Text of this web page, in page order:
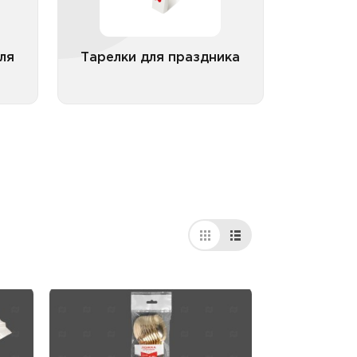
Тарелки для праздника